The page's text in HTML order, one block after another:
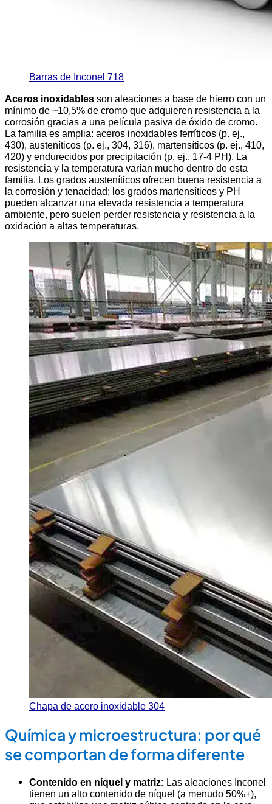
Barras de Inconel 718
Aceros inoxidables son aleaciones a base de hierro con un
mínimo de ~10,5% de cromo que adquieren resistencia a la
corrosión gracias a una película pasiva de óxido de cromo.
La familia es amplia: aceros inoxidables ferríticos (p. ej.,
430), austeníticos (p. ej., 304, 316), martensíticos (p. ej., 410,
420) y endurecidos por precipitación (p. ej., 17-4 PH). La
resistencia y la temperatura varían mucho dentro de esta
familia. Los grados austeníticos ofrecen buena resistencia a
la corrosión y tenacidad; los grados martensíticos y PH
pueden alcanzar una elevada resistencia a temperatura
ambiente, pero suelen perder resistencia y resistencia a la
oxidación a altas temperaturas.
Chapa de acero inoxidable 304
Química y microestructura: por qué
se comportan de forma diferente
Contenido en níquel y matriz: Las aleaciones Inconel
tienen un alto contenido de níquel (a menudo 50%+),